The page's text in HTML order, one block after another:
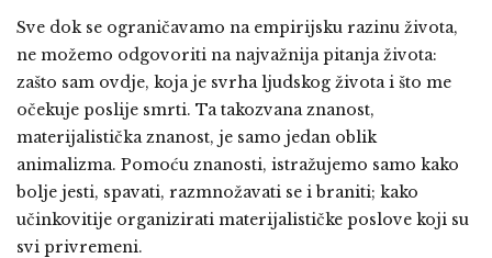
Sve dok se ograničavamo na empirijsku razinu života,
ne možemo odgovoriti na najvažnija pitanja života:
zašto sam ovdje, koja je svrha ljudskog života i što me
očekuje poslije smrti. Ta takozvana znanost,
materijalistička znanost, je samo jedan oblik
animalizma. Pomoću znanosti, istražujemo samo kako
bolje jesti, spavati, razmnožavati se i braniti; kako
učinkovitije organizirati materijalističke poslove koji su
svi privremeni.